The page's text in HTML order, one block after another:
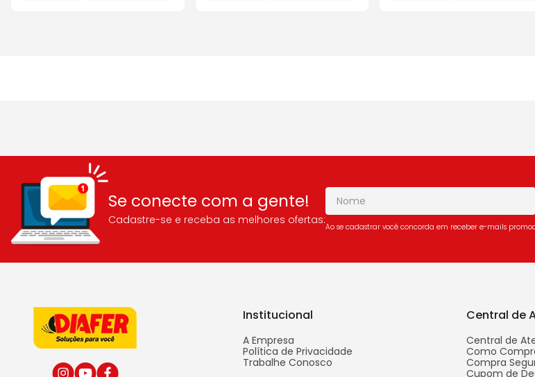
Se conecte com a gente!
Cadastre-se e receba as melhores ofertas:
Ao se cadastrar você concorda em receber e-mails
Institucional
A Empresa
Política de Privacidade
Trabalhe Conosco
Central de
Central de
Como
Compra
Cupom de